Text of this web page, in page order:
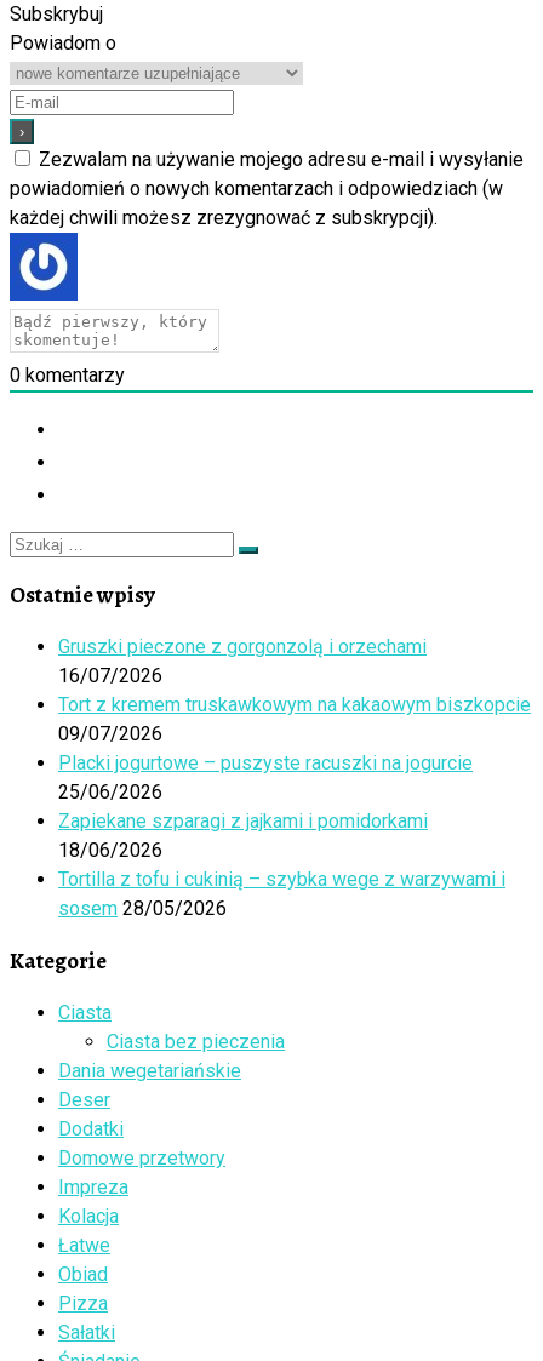
Subskrybuj
Powiadom o
Zezwalam na używanie mojego adresu e-mail i wysyłanie
powiadomień o nowych komentarzach i odpowiedziach (w
każdej chwili możesz zrezygnować z subskrypcji).
0 komentarzy
Szukaj
Szukaj
Ostatnie wpisy
Gruszki pieczone z gorgonzolą i orzechami
16/07/2026
Tort z kremem truskawkowym na kakaowym biszkopcie
09/07/2026
Placki jogurtowe – puszyste racuszki na jogurcie
25/06/2026
Zapiekane szparagi z jajkami i pomidorkami
18/06/2026
Tortilla z tofu i cukinią – szybka wege z warzywami i
sosem 28/05/2026
Kategorie
Ciasta
Ciasta bez pieczenia
Dania wegetariańskie
Deser
Dodatki
Domowe przetwory
Impreza
Kolacja
Łatwe
Obiad
Pizza
Sałatki